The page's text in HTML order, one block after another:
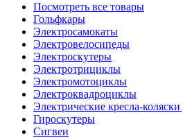
Посмотреть все товары
Гольфкары
Электросамокаты
Электровелосипеды
Электроскутеры
Электротрициклы
Электромотоциклы
Электроквадроциклы
Электрические кресла-
Гироскутеры
Сигвеи